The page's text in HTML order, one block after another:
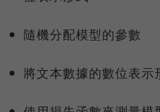
隨機分配模型的參數
將文本數據的數位表示